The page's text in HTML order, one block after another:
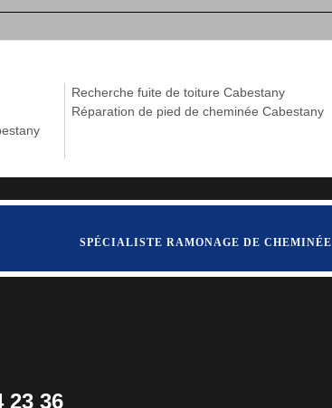
Recherche fuite de toiture Cabestany
Réparation de pied de cheminée Cabestany
SPÉCIALISTE RAMONAGE DE CHEMINÉE
23 36